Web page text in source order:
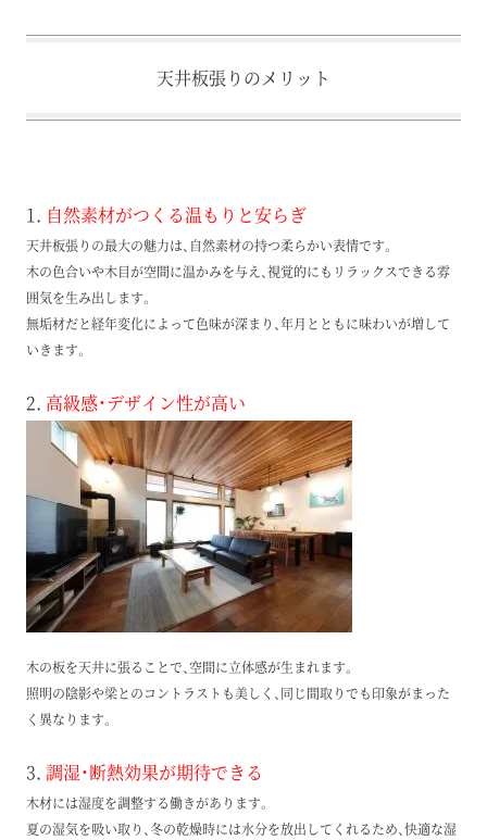
天井板張りのメリット
1. 自然素材がつくる温もりと安らぎ
天井板張りの最大の魅力は、自然素材の持つ柔らかい表情です。
木の色合いや木目が空間に温かみを与え、視覚的にもリラックスできる雰
囲気を生み出します。
無垢材だと経年変化によって色味が深まり、年月とともに味わいが増して
いきます。
2. 高級感・デザイン性が高い
木の板を天井に張ることで、空間に立体感が生まれます。
照明の陰影や梁とのコントラストも美しく、同じ間取りでも印象がまった
く異なります。
3. 調湿・断熱効果が期待できる
木材には湿度を調整する働きがあります。
夏の湿気を吸い取り、冬の乾燥時には水分を放出してくれるため、快適な湿